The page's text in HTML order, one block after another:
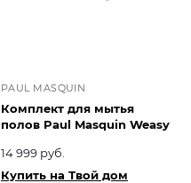
PAUL MASQUIN
Комплект для мытья
полов Paul Masquin Weasy
14 999 руб.
Купить на Твой дом